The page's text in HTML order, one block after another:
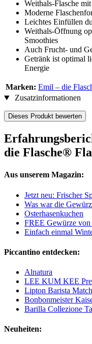
Weithals-Flasche
Moderne
Leichtes Einfüllen
Weithals-Öffnung
Smoothies
Auch Frucht- und
Getränk ist optimal
Energie
Marken: Emil – die
Zusatzinformationen
Dieses Produkt bewerten
die Flasche®
Aus unserem Magazin:
Jetzt neu: Frischer
Was war die
Osterhasenkuchen
FREE Gewürze
Einfach einmal
Piccantino entdecken:
Alnatura
LEE KUM KEE
Lipton Barista
Bonbonmeister
Barilla Collezione
Neuheiten: